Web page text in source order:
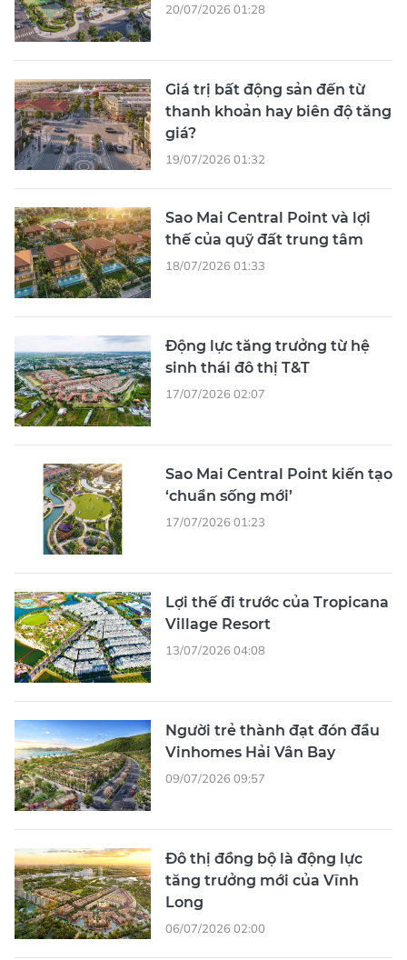
20/07/2026 01:28
Giá trị bất động sản đến từ
thanh khoản hay biên độ tăng
giá?
19/07/2026 01:32
Sao Mai Central Point và lợi
thế của quỹ đất trung tâm
18/07/2026 01:33
Động lực tăng trưởng từ hệ
sinh thái đô thị T&T
17/07/2026 02:07
Sao Mai Central Point kiến tạo
‘chuẩn sống mới’
17/07/2026 01:23
Lợi thế đi trước của Tropicana
Village Resort
13/07/2026 04:08
Người trẻ thành đạt đón đầu
Vinhomes Hải Vân Bay
09/07/2026 09:57
Đô thị đồng bộ là động lực
tăng trưởng mới của Vĩnh
Long
06/07/2026 02:00